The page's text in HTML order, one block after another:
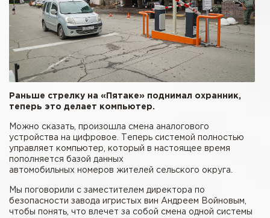
Раньше стрелку на «Пятаке» поднимал охранник,
теперь это делает компьютер.
Можно сказать, произошла смена аналогового
устройства на цифровое. Теперь системой полностью
управляет компьютер, который в настоящее время
пополняется базой данных
автомобильных номеров жителей сельского округа.
Мы поговорили с заместителем директора по
безопасности завода игристых вин Андреем Войновым,
чтобы понять, что влечет за собой смена одной системы